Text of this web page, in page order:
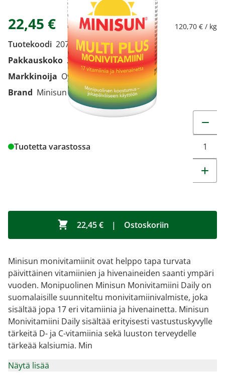
22,45 € 120,70 € / kg
Tuotekoodi 2071215
Pakkauskoko 200 tabl
Markkinoija Oy Verman Ab
Brand Minisun
Tuotetta varastossa
22,45 € | Ostoskoriin
Minisun monivitamiinit ovat helppo tapa turvata
päivittäinen vitamiinien ja hivenaineiden saanti ympäri
vuoden. Monipuolinen Minisun Monivitamiini Daily on
suomalaisille suunniteltu monivitamiinivalmiste, joka
sisältää jopa 17 eri vitamiinia ja hivenainetta. Minisun
Monivitamiini Daily sisältää erityisesti vastustuskyvylle
tärkeitä D- ja C-vitamiinia sekä luuston terveydelle
tärkeää kalsiumia. Min
Näytä lisää